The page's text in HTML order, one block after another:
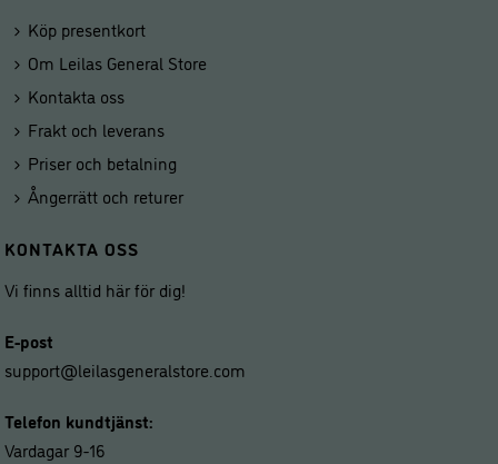
Köp presentkort
Om Leilas General Store
Kontakta oss
Frakt och leverans
Priser och betalning
Ångerrätt och returer
KONTAKTA OSS
Vi finns alltid här för dig!
E-post
support@leilasgeneralstore.com
Telefon kundtjänst:
Vardagar 9-16